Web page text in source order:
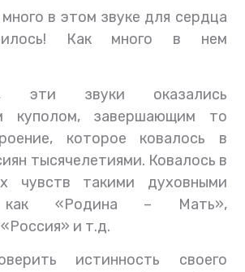
в этом звуке для сердца
Как много в нем
эти звуки оказались
куполом, завершающим то
которое ковалось в
тысячелетиями. Ковалось в
чувств такими духовными
как «Родина – Мать»,
и т.д.
истинность своего